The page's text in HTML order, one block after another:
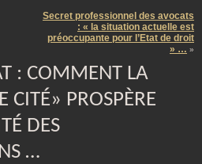
Secret professionnel des avocats
: « la situation actuelle est
préoccupante pour l’Etat de droit
» … »
: COMMENT LA
CITÉ» PROSPÈRE
DES
…